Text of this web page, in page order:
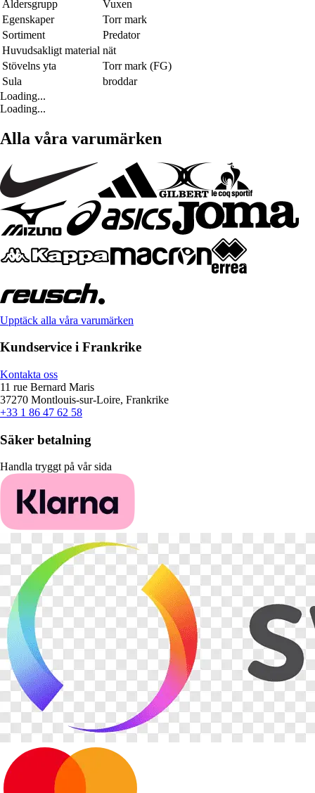
Åldersgrupp
Vuxen
Egenskaper
Torr mark
Sortiment
Predator
Huvudsakligt material nät
Stövelns yta
Torr mark (FG)
Sula
broddar
Loading...
Loading...
Alla våra varumärken
Upptäck alla våra varumärken
Kundservice i Frankrike
Kontakta oss
11 rue Bernard Maris
37270 Montlouis-sur-Loire, Frankrike
+33 1 86 47 62 58
Säker betalning
Handla tryggt på vår sida